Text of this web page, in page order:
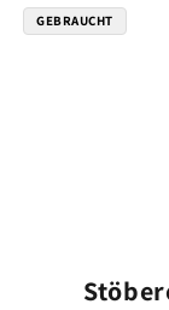
Preis
GEBRAUCHT